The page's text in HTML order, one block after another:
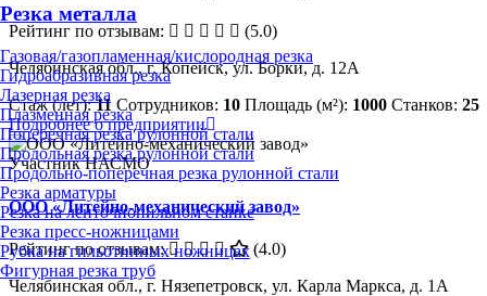
Резка металла
Газовая/газопламенная/кислородная резка
Гидроабразивная резка
Лазерная резка
Плазменная резка
Поперечная резка рулонной стали
Продольная резка рулонной стали
Продольно-поперечная резка рулонной стали
Резка арматуры
Резка на ленточнопильном станке
Резка пресс-ножницами
Рубка на гильотинных ножницах
Фигурная резка труб
Рейтинг по отзывам:
(5.0)
Челябинская обл., г. Копейск, ул. Борки, д. 12А
Стаж (лет):11 Сотрудников: 10 Площадь (м²): 1000 Станков: 25
Подробнее о предприятии
Участник НАСМО
ООО «Литейно-механический завод»
Рейтинг по отзывам:
(4.0)
Челябинская обл., г. Нязепетровск, ул. Карла Маркса, д. 1А